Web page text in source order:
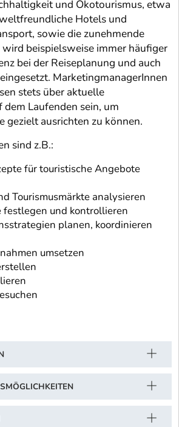
und Ökotourismus, etwa
Hotels und
sowie die zunehmende
beispielsweise immer häufiger
bei der Reiseplanung und auch
MarketingmanagerInnen
stets über aktuelle
Laufenden sein, um
gezielt ausrichten zu können.
sind z.B.:
für touristische Angebote
Tourismusmärkte analysieren
festlegen und kontrollieren
planen, koordinieren
umsetzen